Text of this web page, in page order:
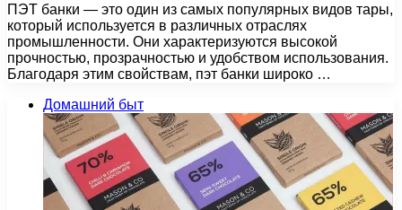
ПЭТ банки — это один из самых популярных видов тары,
который используется в различных отраслях
промышленности. Они характеризуются высокой
прочностью, прозрачностью и удобством использования.
Благодаря этим свойствам, пэт банки широко …
Домашний быт